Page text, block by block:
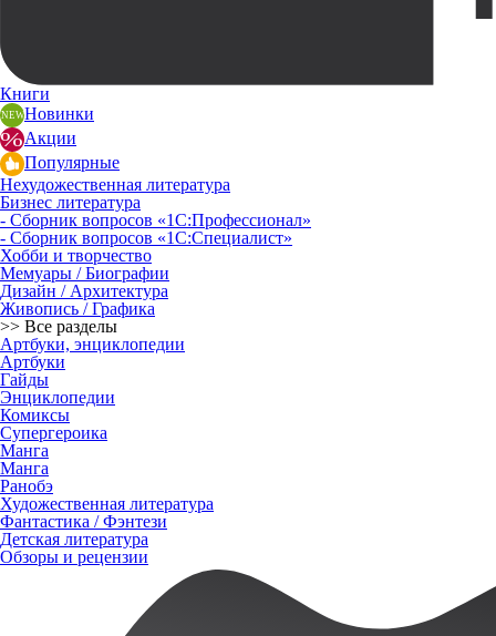
Книги
Новинки
Акции
Популярные
Нехудожественная литература
Бизнес литература
- Сборник вопросов «1С:Профессионал»
- Сборник вопросов «1С:Специалист»
Хобби и творчество
Мемуары / Биографии
Дизайн / Архитектура
Живопись / Графика
>> Все разделы
Артбуки, энциклопедии
Артбуки
Гайды
Энциклопедии
Комиксы
Супергероика
Манга
Манга
Ранобэ
Художественная литература
Фантастика / Фэнтези
Детская литература
Обзоры и рецензии